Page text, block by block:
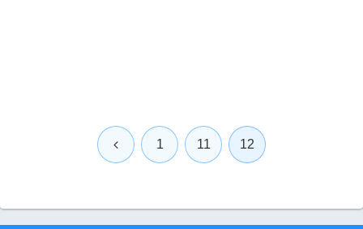
前 1 11 12